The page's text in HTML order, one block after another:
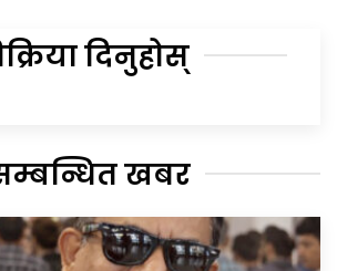
दिनुहोस्
खबर